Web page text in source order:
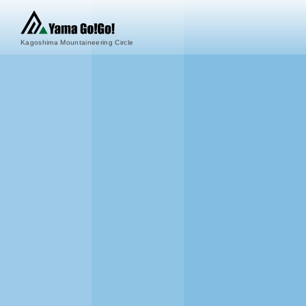
Kagoshima Mountaineering Circle